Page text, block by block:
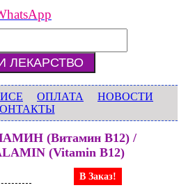
ОПЛАТА
НОВОСТИ
(Витамин В12) /
(Vitamin B12)
В Заказ!